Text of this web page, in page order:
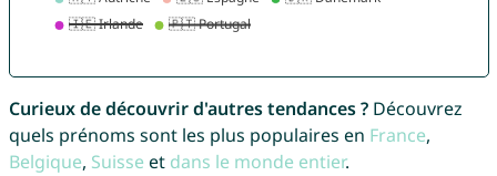
Curieux de découvrir d'autres tendances ?Découvrez
quels prénoms sont les plus populaires en France,
Belgique, Suisse et dans le monde entier.